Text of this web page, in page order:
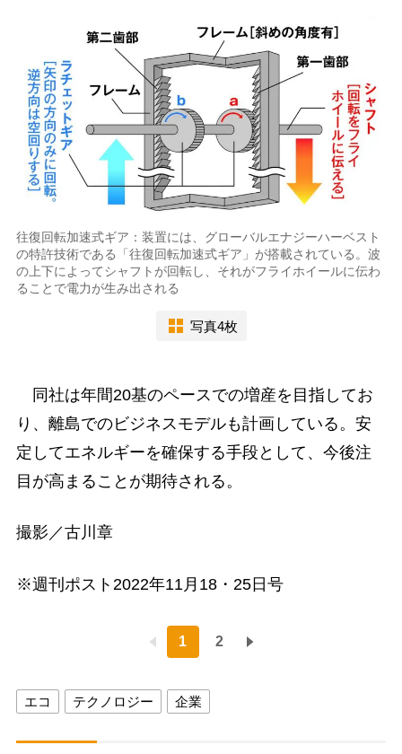
往復回転加速式ギア：装置には、グローバルエナジーハーベスト
の特許技術である「往復回転加速式ギア」が搭載されている。波
の上下によってシャフトが回転し、それがフライホイールに伝わ
ることで電力が生み出される
写真4枚
同社は年間20基のペースでの増産を目指してお
り、離島でのビジネスモデルも計画している。安
定してエネルギーを確保する手段として、今後注
目が高まることが期待される。
撮影／古川章
※週刊ポスト2022年11月18・25日号
1 2
エコ テクノロジー 企業